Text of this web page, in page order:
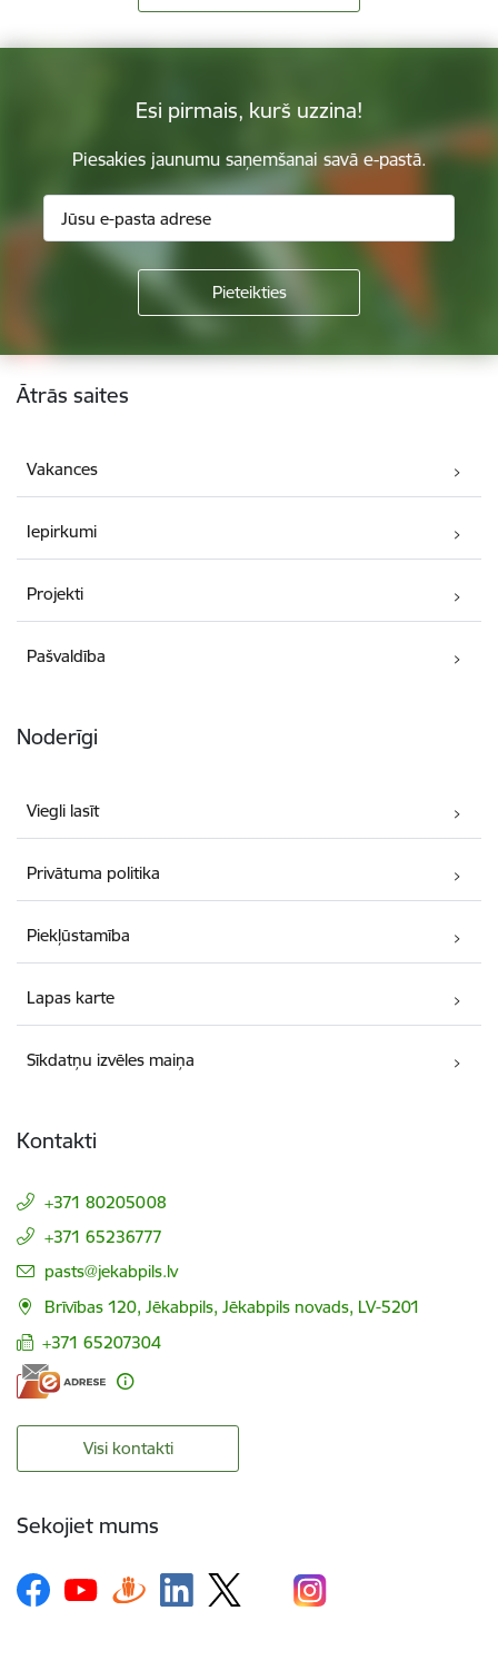
Esi pirmais, kurš uzzina!
Piesakies jaunumu saņemšanai savā e-pastā.
Kājene
Ātrās saites
Vakances
Iepirkumi
Projekti
Pašvaldība
Noderīgi
Viegli lasīt
Privātuma politika
Piekļūstamība
Lapas karte
Sīkdatņu izvēles maiņa
Kontakti
+371 80205008
+371 65236777
E-pasts:
pasts@jekabpils.lv
Brīvības 120, Jēkabpils, Jēkabpils novads, LV-5201
+371 65207304
Visi kontakti
Sekojiet mums